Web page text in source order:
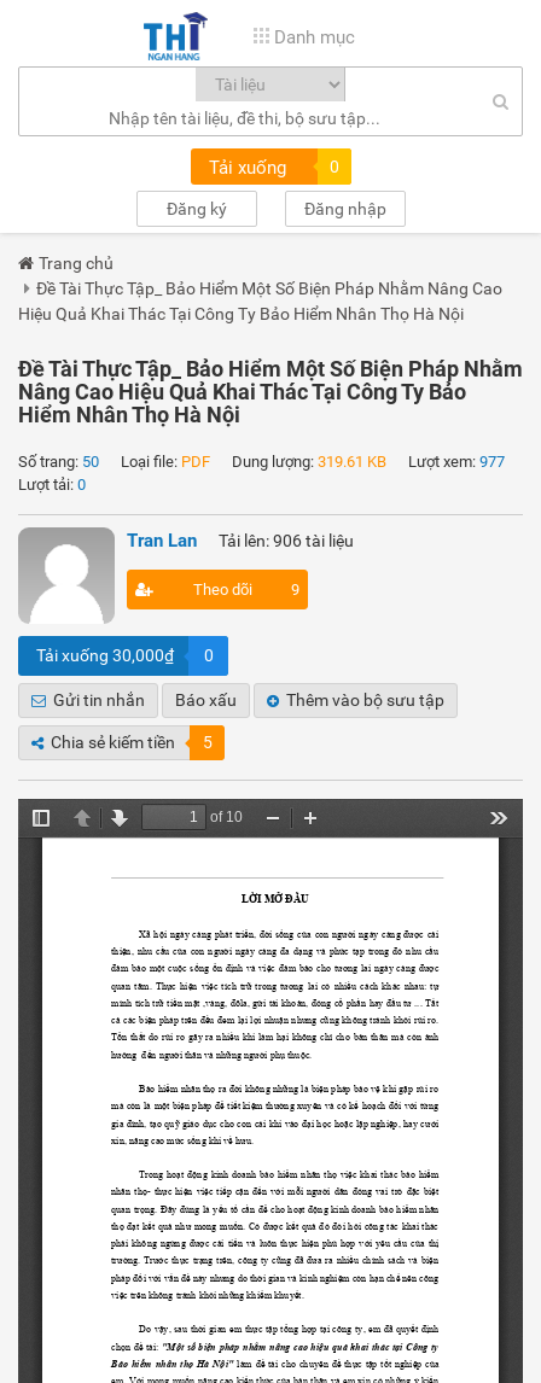
Danh mục
Tải xuống 0
Đăng ký Đăng nhập
Trang chủ
Đề Tài Thực Tập_ Bảo Hiểm Một Số Biện Pháp Nhằm Nâng Cao
Hiệu Quả Khai Thác Tại Công Ty Bảo Hiểm Nhân Thọ Hà Nội
Đề Tài Thực Tập_ Bảo Hiểm Một Số Biện Pháp Nhằm
Nâng Cao Hiệu Quả Khai Thác Tại Công Ty Bảo
Hiểm Nhân Thọ Hà Nội
Số trang: 50 Loại file: PDF Dung lượng: 319.61 KB Lượt xem: 977
Lượt tải: 0
Tran Lan Tải lên: 906 tài liệu
Theo dõi 9
Tải xuống 30,000₫ 0
Gửi tin nhắn Báo xấu Thêm vào bộ sưu tập
Chia sẻ kiếm tiền 5